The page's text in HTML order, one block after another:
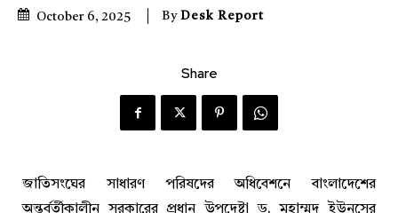
October 6, 2025 By Desk Report
Share
জাতিসংঘের সাধারণ পরিষদের অধিবেশনে বাংলাদেশের
অন্তর্বর্তীকালীন সরকারের প্রধান উপদেষ্টা ড. মুহাম্মদ ইউনূসের